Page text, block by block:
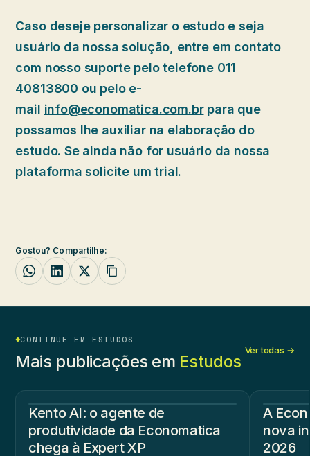
Caso deseje personalizar o estudo e seja
usuário da nossa solução, entre em contato
com nosso suporte pelo telefone 011
40813800 ou pelo e-
mail info@economatica.com.brpara que
possamos lhe auxiliar na elaboração do
estudo. Se ainda não for usuário da nossa
plataforma solicite um trial.
Gostou? Compartilhe:
CONTINUE EM ESTUDOS
Mais publicações em Estudos
Ver todas →
Kento AI: o agente de
produtividade da Economatica
chega à Expert XP
A
nova
2026